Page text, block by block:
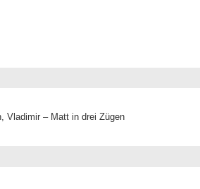
Vladimir – Matt in drei Zügen